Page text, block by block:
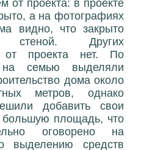
от проекта: в проекте
а на фотографиях
видно, что закрыто
стеной. Других
от проекта нет. По
на семью выделяли
дома около
метров, однако
добавить свои
большую площадь, что
оговорено на
выделению средств